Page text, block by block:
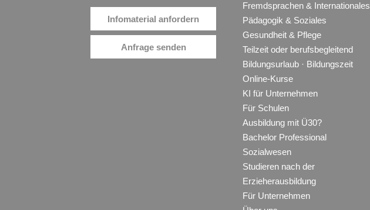
Infomaterial anfordern
Anfrage senden
Fremdsprachen & Internationales
Pädagogik & Soziales
Gesundheit & Pflege
Teilzeit oder berufsbegleitend
Bildungsurlaub · Bildungszeit
Online-Kurse
KI für Unternehmen
Für Schulen
Ausbildung mit Ü30?
Bachelor Professional
Sozialwesen
Studieren nach der
Erzieherausbildung
Für Unternehmen